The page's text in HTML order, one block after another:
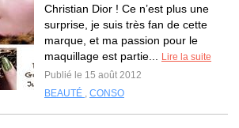
Christian Dior ! Ce n’est plus une
surprise, je suis très fan de cette
marque, et ma passion pour le
maquillage est partie...
Lire la suite
Publié le 15 août 2012
BEAUTÉ , CONSO